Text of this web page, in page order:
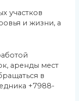
участков
и жизни, а
аренды мест
в
+7988-